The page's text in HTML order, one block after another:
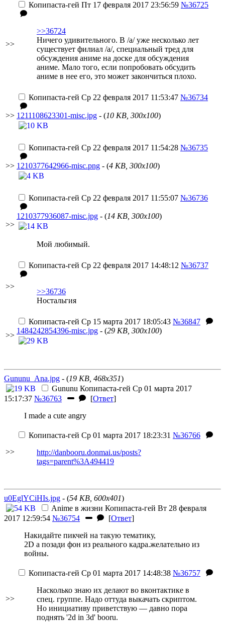
>>
Копипаста-гей Пт 17 февраля 2017 23:56:59 №36725
>>36724
Ничего удивительного. В /a/ уже несколько лет
существует филиал /a/, специальный тред для
обсуждения аниме на доске для обсуждения
аниме. Мало того, если попробовать обсудить
аниме в нее его, это может закончиться плохо.
>>
Копипаста-гей Ср 22 февраля 2017 11:53:47 №36734
1211108623301-misc.jpg - (10 KB, 300x100)
>>
Копипаста-гей Ср 22 февраля 2017 11:54:28 №36735
1210377642966-misc.png - (4 KB, 300x100)
>>
Копипаста-гей Ср 22 февраля 2017 11:55:07 №36736
1210377936087-misc.jpg - (14 KB, 300x100)
Мой любимый.
>>
Копипаста-гей Ср 22 февраля 2017 14:48:12 №36737
>>36736
Ностальгия
>>
Копипаста-гей Ср 15 марта 2017 18:05:43 №36847
1484242854396-misc.jpg - (29 KB, 300x100)
Gununu_Ana.jpg - (19 KB, 468x351)
Gununu Копипаста-гей Ср 01 марта 2017
15:17:37 №36763 [Ответ]
I made a cute angry
>>
Копипаста-гей Ср 01 марта 2017 18:23:31 №36766
http://danbooru.donmai.us/posts?
tags=parent%3A494419
u0EglYCiHIs.jpg - (54 KB, 600x401)
Anime в жизни Копипаста-гей Вт 28 февраля
2017 12:59:54 №36754 [Ответ]
Накидайте пикчей на такую тематику,
2D а позади фон из реального кадра.желательно из
войны.
>>
Копипаста-гей Ср 01 марта 2017 14:48:38 №36757
Насколько знаю их делают во вконтактике в
спец. группе. Надо оттуда выкачать скриптом.
Но инициативу приветствую — давно пора
поднять '2d in 3d' booru.